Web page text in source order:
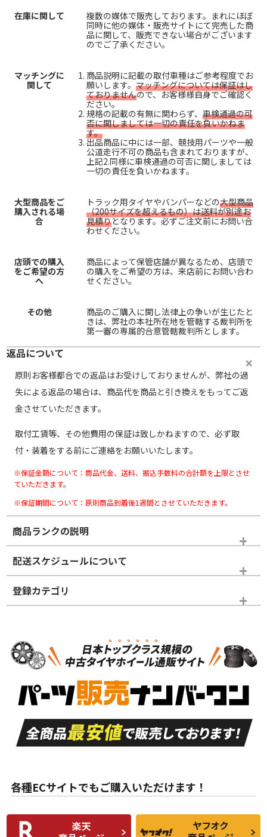
在庫に関して
複数の媒体で販売しております。まれにほぼ
同時に他の媒体・販売サイトにて完売した商
品に関して、販売できない場合がございます
のでご了承ください。
マッチングに
関して
商品説明に記載の取付車種はご参考程度でお
願いします。 マッチングについては保証はし
ておりませんので、お客様様自身でご確認く
ださい。
規格の記載の有無に関わらず、 車検通過の可
否に関しましては一切の責任を負いかねま
す。
出品商品に中には一部、競技用パーツや一般
公道走行不可の商品も含まれておりますが、
上記2.同様に車検通過の可否に関しましては
一切の責任を負いかねます。
大型商品をご
購入される場
合
トラック用タイヤやバンパーなどの大型商品
（200サイズを超えるもの）は送料が別途お
見積りとなります。必ずご注文前にお問い合
わせください。
店頭での購入
をご希望の方
へ
商品によって保管店舗が異なるため、店頭で
の購入をご希望の方は、来店前にお問い合わ
せください。
その他
商品のご購入に関し法律上の争いが生じたと
きは、弊社の本社所在地を管轄する裁判所を
第一審の専属的合意管轄裁判所とします。
返品について
原則お客様都合での返品はお受けしておりませんが、弊社の過
失による返品の場合は、商品代を商品と引き換えをもってご返
金させていただきます。
取付工賃等、その他費用の保証は致しかねますので、必ず取
付・装着をする前にご連絡をお願いいたします。
※保証金額について：商品代金、送料、振込手数料の合計額を上限とさせ
ていただきます。
※保証期間について：原則商品到着後1週間とさせていただきます。
商品ランクの説明
※商品ランクは出品者の主観により判断しておりますので、あら
かじめご了承ください。
ホイールランク
S
品）
S
新車外し品（新古
付き
A
走行距離も少なく、
目立つ傷もほとんど
ない中古品
A
走行距離も少なく、
非常に状態の良い中
古品
な中古品
んどない中古品
C
比較的きれいな中古
品
C
られるが、使用に問
題のない中古品
配送スケジュールについて
登録カテゴリ
タイヤのみ
各種ECサイトでもご購入いただけます！